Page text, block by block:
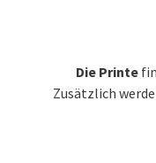
Die Printe
Zusätzlich